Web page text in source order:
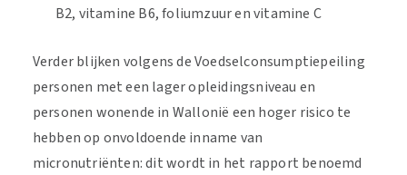
B2, vitamine B6, foliumzuur en vitamine C
Verder blijken volgens de Voedselconsumptiepeiling
personen met een lager opleidingsniveau en
personen wonende in Wallonië een hoger risico te
hebben op onvoldoende inname van
micronutriënten: dit wordt in het rapport benoemd